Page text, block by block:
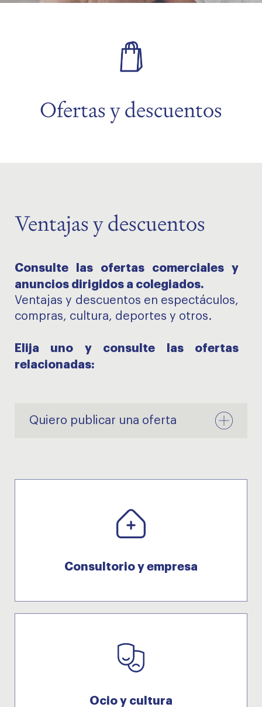
Ofertas y descuentos
Ventajas y descuentos
Consulte las ofertas comerciales y
anuncios dirigidos a colegiados.
Ventajas y descuentos en espectáculos,
compras, cultura, deportes y otros.
Elija uno y consulte las ofertas
relacionadas:
Quiero publicar una oferta
Consultorio y empresa
Ocio y cultura